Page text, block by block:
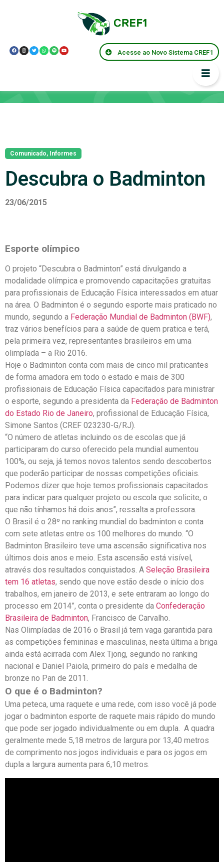
Acesse ao Novo Sistema CREF1
Comunicado, Informes
Descubra o Badminton
23/06/2015
Esporte olímpico
O projeto “Descubra o Badminton” está divulgando a
modalidade olímpica e promovendo capacitações gratuitas
para profissionais de Educação Física interessados em atuar
na área. O Badminton é o segundo esporte mais praticado no
mundo, segundo a Federação Mundial de Badminton (BWF),
traz vários benefícios para a saúde de quem pratica e terá,
pela primeira vez, representantes brasileiros em uma
olimpíada – a Rio 2016.
Hoje o Badminton conta com mais de cinco mil praticantes
de forma amadora em todo o estado e mais de 300
profissionais de Educação Física capacitados para ministrar
o esporte, segundo a presidenta da Federação de Badminton
do Estado Rio de Janeiro, profissional de Educação Física,
Simone Santos (CREF 023230-G/RJ).
“O número de atletas incluindo os de escolas que já
participaram do curso oferecido pela mundial aumentou
100%, ou seja, já temos novos talentos sendo descobertos
que poderão participar de nossas competições oficiais.
Podemos dizer que hoje temos profissionais capacitados
para indicar para qualquer projeto ou escola que solicite, o
que não tínhamos há dois anos”, ressalta a professora.
O Brasil é o 28º no ranking mundial do badminton e conta
com sete atletas entre os 100 melhores do mundo. “O
Badminton Brasileiro teve uma ascensão significativa nos
últimos dois anos e meio. Esta ascensão está visível,
através dos resultados conquistados. A Seleção Brasileira
tem 16 atletas, sendo que nove estão desde o início dos
trabalhos, em janeiro de 2013, e sete entraram ao longo do
processo em 2014”, conta o presidente da Confederação
Brasileira de Badminton, Francisco de Carvalho.
Nas Olimpíadas de 2016 o Brasil já tem vaga garantida para
as competições femininas e masculinas, nesta última a briga
ainda está acirrada com Alex Tjong, segundo no ranking
nacional e Daniel Paiola, primeiro do país e medalha de
bronze no Pan de 2011.
O que é o Badminton?
Uma peteca, uma raquete e uma rede, com isso você já pode
jogar o badminton esporte de raquete mais rápido do mundo
que pode ser jogado individualmente ou em dupla. A quadra
geralmente mede 5,18 metros de largura por 13,40 metros
de comprimento nos jogos individuais e para os jogos em
dupla a largura aumenta para 6,10 metros.